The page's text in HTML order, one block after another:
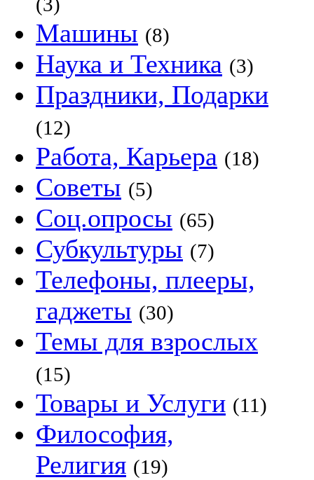
Машины (8)
Наука и Техника (3)
Праздники, Подарки
(12)
Работа, Карьера (18)
Советы (5)
Соц.опросы (65)
Субкультуры (7)
Телефоны, плееры,
гаджеты (30)
Темы для взрослых
(15)
Товары и Услуги (11)
Философия,
Религия (19)